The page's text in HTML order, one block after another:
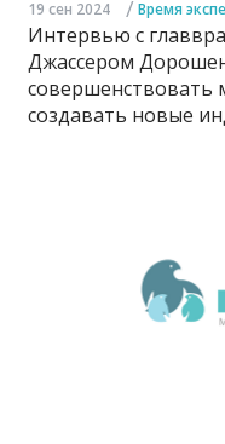
19 сен 2024 / Время
Интервью с
Джассером
совершенствовать
создавать новые